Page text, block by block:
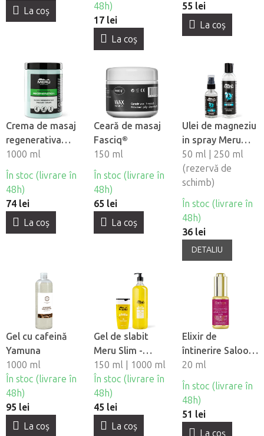
La coş
48h)
17 lei
La coş
55 lei
La coş
Crema de masaj
regenerativa
pentru relaxarea
musculara Meru
Regeneration
1000 ml
În stoc (livrare în
48h)
74 lei
La coş
Ceară de masaj
Fasciq®
150 ml
În stoc (livrare în
48h)
65 lei
La coş
Ulei de magneziu
in spray Meru
Magnesium
50 ml | 250 ml
(rezervă de
schimb)
În stoc (livrare în
48h)
36 lei
DETALIU
Gel cu cafeină
Yamuna
1000 ml
În stoc (livrare în
48h)
95 lei
La coş
Gel de slabit
Meru Slim -
Ananas si L-
carnitina
150 ml | 1000 ml
În stoc (livrare în
48h)
45 lei
La coş
Elixir de
întinerire Saloos
100% Ulei
organic pentru
piele de argan si
fibră - trandafir
20 ml
În stoc (livrare în
48h)
51 lei
La coş